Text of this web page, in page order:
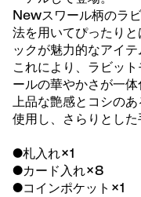
Newスワール柄のラ
法を用いてぴったり
ックが魅力的なアイテ
これにより、ラビッ
ールの華やかさが一体
上品な艶感とコシの
使用し、さらりとした
●札入れ×1
●カード入れ×8
●コインポケット×1